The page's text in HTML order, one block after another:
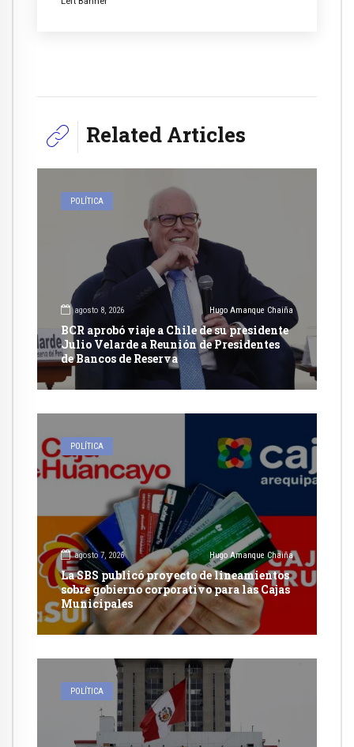
Related Articles
POLÍTICA
agosto 8, 2026 Hugo Amanque Chaiña
BCR aprobó viaje a Chile de su presidente
Julio Velarde a Reunión de Presidentes
de Bancos de Reserva
POLÍTICA
agosto 7, 2026 Hugo Amanque Chaiña
La SBS publicó proyecto de lineamientos
sobre gobierno corporativo para las Cajas
Municipales
POLÍTICA